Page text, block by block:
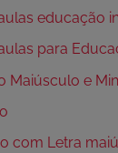
educação
para
Maiúsculo e
com Letra